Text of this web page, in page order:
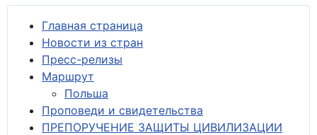
Главная страница
Новости из стран
Пресс-релизы
Маршрут
Польша
Проповеди и свидетельства
ПРЕПОРУЧЕНИЕ ЗАЩИТЫ ЦИВИЛИЗАЦИИ